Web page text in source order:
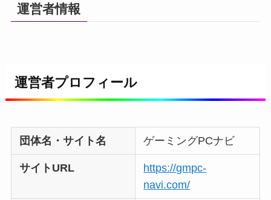
運営者情報
運営者プロフィール
団体名・サイト名 ゲーミングPCナビ
サイトURL
https://gmpc-
navi.com/